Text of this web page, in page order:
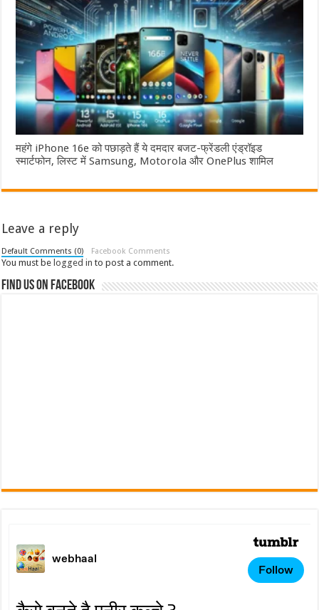
महंगे iPhone 16e को पछाड़ते हैं ये दमदार बजट-फ्रेंडली एंड्रॉइड
स्मार्टफोन, लिस्ट में Samsung, Motorola और OnePlus शामिल
Leave a reply
Default Comments (0) Facebook Comments
You must be logged in to post a comment.
Find us on Facebook